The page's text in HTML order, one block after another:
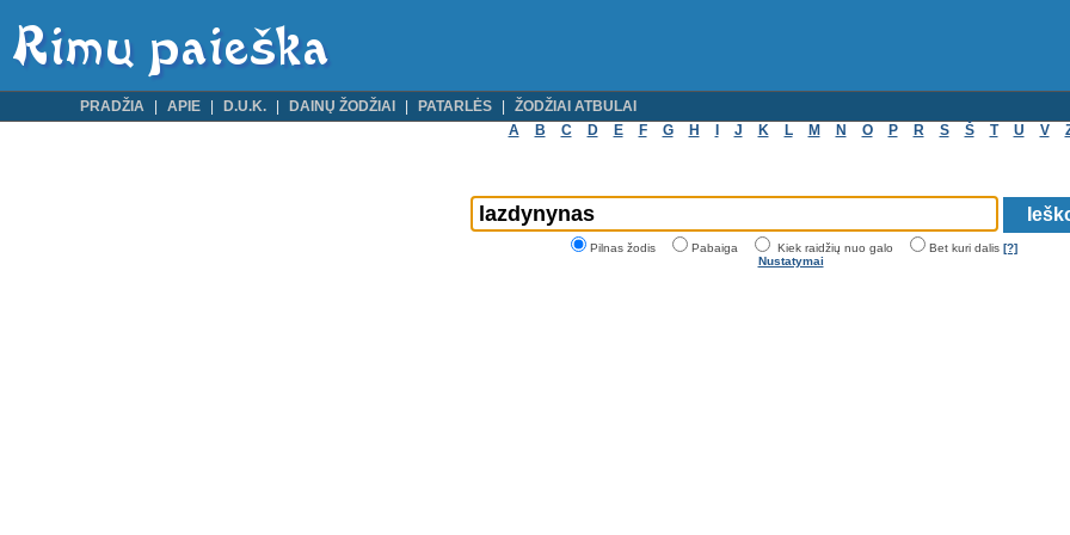
PRADŽIA APIE D.U.K. DAINŲ ŽODŽIAI PATARLĖS
ŽODŽIAI ATBULAI
A
B C D E F G H J K L M N O P R S Š T U V
Pilnas žodis Pabaiga Kiek raidžių nuo galo Bet kuri dalis [?]
Nustatymai